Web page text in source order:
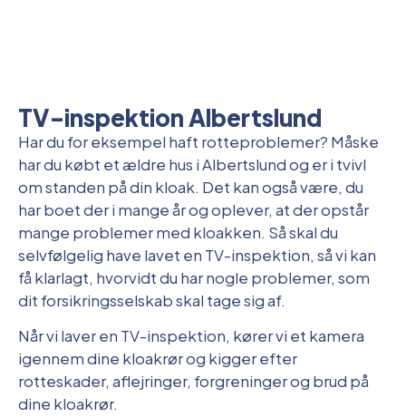
TV-inspektion Albertslund
Har du for eksempel haft rotteproblemer? Måske
har du købt et ældre hus i Albertslund og er i tvivl
om standen på din kloak. Det kan også være, du
har boet der i mange år og oplever, at der opstår
mange problemer med kloakken. Så skal du
selvfølgelig have lavet en TV-inspektion, så vi kan
få klarlagt, hvorvidt du har nogle problemer, som
dit forsikringsselskab skal tage sig af.
Når vi laver en TV-inspektion, kører vi et kamera
igennem dine kloakrør og kigger efter
rotteskader, aflejringer, forgreninger og brud på
dine kloakrør.